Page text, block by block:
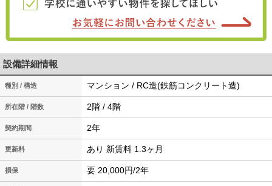
設備詳細情報
種別 / 構造 マンション / RC造(鉄筋コンクリート造)
所在階 / 階数 2階 / 4階
契約期間 2年
更新料 あり 新賃料 1.3ヶ月
損保 要 20,000円/2年